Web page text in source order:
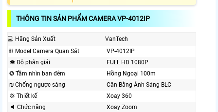
THÔNG TIN SẢN PHẨM CAMERA VP-4012IP
💻 Hãng Sản Xuất
VanTech
⛓ Model Camera Quan Sát
VP-4012IP
👁 Độ phân giải
FULL HD 1080P
✪ Tầm nhìn ban đêm
Hồng Ngoại 100m
₪ Chống ngược sáng
Cân Bằng Ánh Sáng BLC
💢 Thiết kế
Xoay 360
🔈 Chức năng
Xoay Zoom